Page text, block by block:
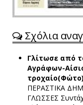
Σχόλια
Γλίτωσε από
Αγράφων-
τροχαίο(Φώτο)
ΠΕΡΑΣΤΙΚΑ
ΓΛΩΣΣΕΣ